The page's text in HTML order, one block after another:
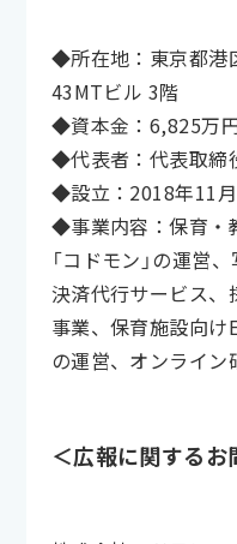
◆所在地：東京都港
43MTビル 3階
◆資本金：6,825万
◆代表者：代表取締
◆設立：2018年11月
◆事業内容：保育・
「コドモン」の運営
決済代行サービス
事業、保育施設向け
の運営、オンライン
＜広報に関するお